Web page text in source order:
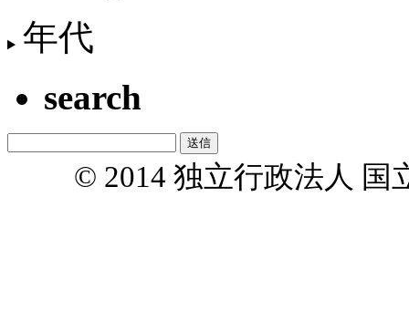
年代
search
© 2014 独立行政法人 国